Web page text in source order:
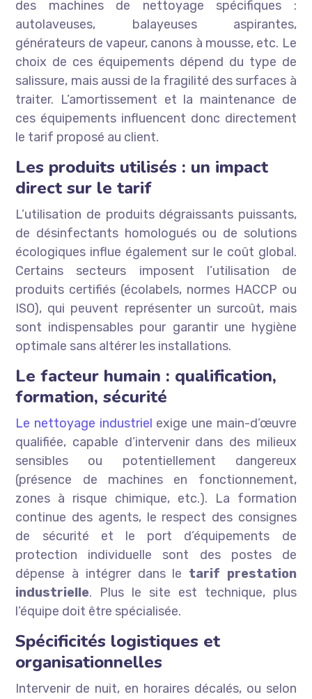
des machines de nettoyage spécifiques :
autolaveuses, balayeuses aspirantes,
générateurs de vapeur, canons à mousse, etc. Le
choix de ces équipements dépend du type de
salissure, mais aussi de la fragilité des surfaces à
traiter. L’amortissement et la maintenance de
ces équipements influencent donc directement
le tarif proposé au client.
Les produits utilisés : un impact
direct sur le tarif
L’utilisation de produits dégraissants puissants,
de désinfectants homologués ou de solutions
écologiques influe également sur le coût global.
Certains secteurs imposent l’utilisation de
produits certifiés (écolabels, normes HACCP ou
ISO), qui peuvent représenter un surcoût, mais
sont indispensables pour garantir une hygiène
optimale sans altérer les installations.
Le facteur humain : qualification,
formation, sécurité
Le nettoyage industriel exige une main-d’œuvre
qualifiée, capable d’intervenir dans des milieux
sensibles ou potentiellement dangereux
(présence de machines en fonctionnement,
zones à risque chimique, etc.). La formation
continue des agents, le respect des consignes
de sécurité et le port d’équipements de
protection individuelle sont des postes de
dépense à intégrer dans le tarif prestation
industrielle. Plus le site est technique, plus
l’équipe doit être spécialisée.
Spécificités logistiques et
organisationnelles
Intervenir de nuit, en horaires décalés, ou selon